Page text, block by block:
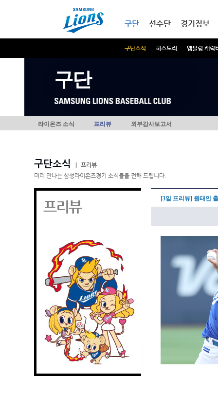
구단
구단소식 히스토리 엠블럼 캐릭
선수단 경기정보
구단
라이온즈 소식 프리뷰 외부감사보고서
구단소식
프리뷰
미리 만나는 삼성라이온즈경기 소식들을 전해 드립니다.
프리뷰 [3일 프리뷰] 원태인